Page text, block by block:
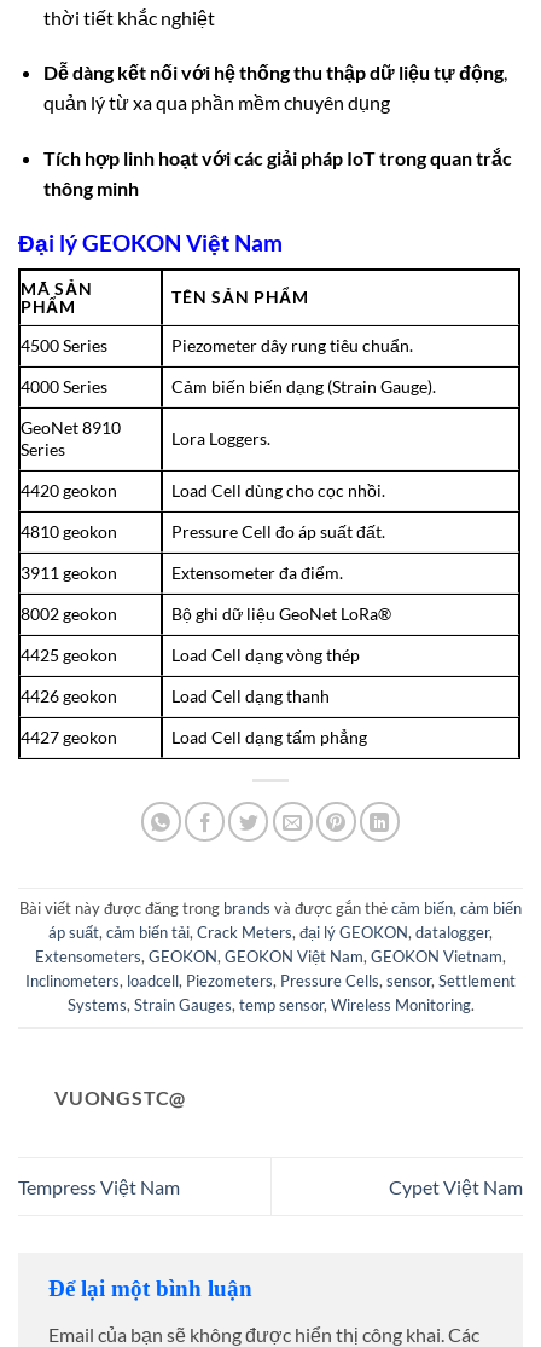
thời tiết khắc nghiệt
Dễ dàng kết nối với hệ thống thu thập dữ liệu tự động,
quản lý từ xa qua phần mềm chuyên dụng
Tích hợp linh hoạt với các giải pháp IoT trong quan trắc
thông minh
Đại lý GEOKON Việt Nam
MÃ SẢN
PHẨM
TÊN SẢN PHẨM
4500 Series
Piezometer dây rung tiêu chuẩn.
4000 Series
Cảm biến biến dạng (Strain Gauge).
GeoNet 8910
Series
Lora Loggers.
4420 geokon
Load Cell dùng cho cọc nhồi.
4810 geokon
Pressure Cell đo áp suất đất.
3911 geokon
Extensometer đa điểm.
8002 geokon
Bộ ghi dữ liệu GeoNet LoRa®
4425 geokon
Load Cell dạng vòng thép
4426 geokon
Load Cell dạng thanh
4427 geokon
Load Cell dạng tấm phẳng
Bài viết này được đăng trong brands và được gắn thẻcảm biến, cảm biến
áp suất, cảm biến tải, Crack Meters, đại lý GEOKON, datalogger,
Extensometers, GEOKON, GEOKON Việt Nam, GEOKON Vietnam,
Inclinometers, loadcell, Piezometers, Pressure Cells, sensor, Settlement
Systems, Strain Gauges, temp sensor, Wireless Monitoring.
VUONGSTC@
Tempress Việt Nam Cypet Việt Nam
Để lại một bình luận
Email của bạn sẽ không được hiển thị công khai. Các